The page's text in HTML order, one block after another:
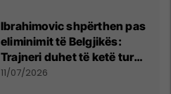
kërkon shkarkimin e
menjëhershëm të
Snezhana Paunoviq
Ibrahimovic shpërthen pas
eliminimit të Belgjikës:
Trajneri duhet të ketë turp,
ai lojtar se meritoi të luante
11/07/2026